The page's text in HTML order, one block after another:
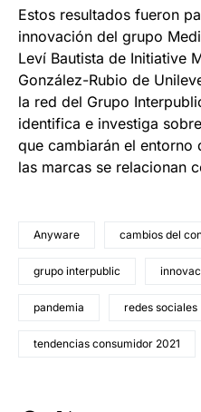
Estos resultados fueron
innovación del grupo
Leví Bautista de Initiative
González-Rubio de
la red del Grupo
identifica e investiga
que cambiarán el
las marcas se relacionan
Anyware cambios del
grupo interpublic
pandemia redes sociales
tendencias consumidor 2021